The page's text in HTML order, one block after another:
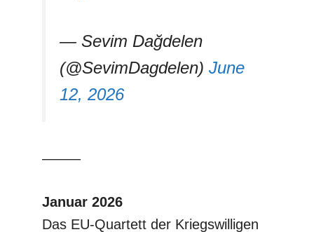
— Sevim Dağdelen
(@SevimDagdelen) June
12, 2026
–––––
Januar 2026
Das EU-Quartett der Kriegswilligen